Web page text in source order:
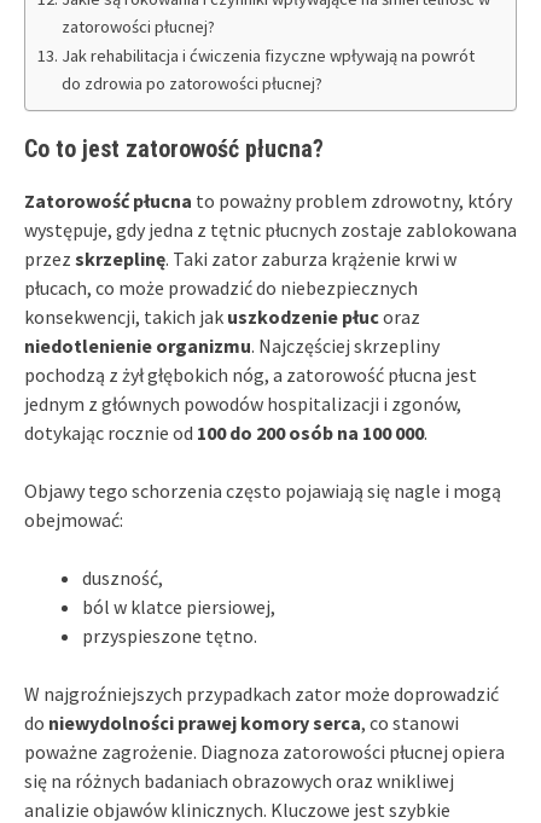
zatorowości płucnej?
Jak rehabilitacja i ćwiczenia fizyczne wpływają na powrót
do zdrowia po zatorowości płucnej?
Co to jest zatorowość płucna?
Zatorowość płucna to poważny problem zdrowotny, który
występuje, gdy jedna z tętnic płucnych zostaje zablokowana
przez skrzeplinę. Taki zator zaburza krążenie krwi w
płucach, co może prowadzić do niebezpiecznych
konsekwencji, takich jak uszkodzenie płucoraz
niedotlenienie organizmu. Najczęściej skrzepliny
pochodzą z żył głębokich nóg, a zatorowość płucna jest
jednym z głównych powodów hospitalizacji i zgonów,
dotykając rocznie od 100 do 200 osób na 100 000.
Objawy tego schorzenia często pojawiają się nagle i mogą
obejmować:
duszność,
ból w klatce piersiowej,
przyspieszone tętno.
W najgroźniejszych przypadkach zator może doprowadzić
do niewydolności prawej komory serca, co stanowi
poważne zagrożenie. Diagnoza zatorowości płucnej opiera
się na różnych badaniach obrazowych oraz wnikliwej
analizie objawów klinicznych. Kluczowe jest szybkie